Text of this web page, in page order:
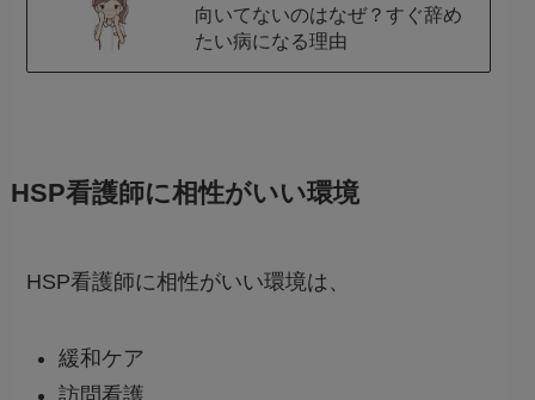
向いてないのはなぜ？すぐ辞め
たい病になる理由
HSP看護師に相性がいい環境
HSP看護師に相性がいい環境は、
緩和ケア
訪問看護